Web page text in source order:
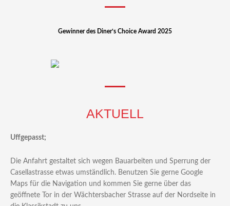
Gewinner des Diner’s Choice Award 2025
AKTUELL
Uffgepasst;
Die Anfahrt gestaltet sich wegen Bauarbeiten und Sperrung der
Casellastrasse etwas umständlich. Benutzen Sie gerne Google
Maps für die Navigation und kommen Sie gerne über das
geöffnete Tor in der Wächtersbacher Strasse auf der Nordseite in